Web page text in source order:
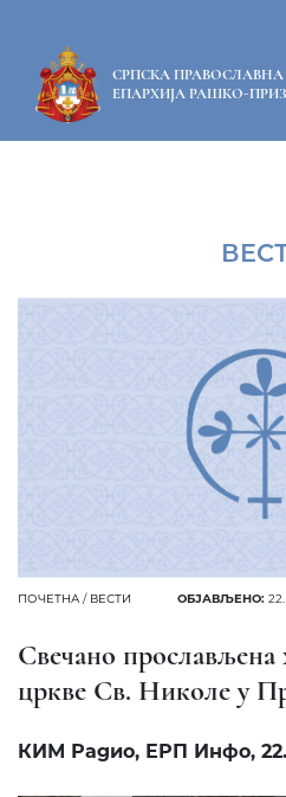
СРПСКА ПРАВОСЛАВНА
ЕПАРХИЈА РАШКО-
ПОЧЕТНА / ВЕСТИ ОБЈАВЉЕНО:
Свечано прослављена
цркве Св. Николе у
КИМ Радио, ЕРП Инфо, 22.